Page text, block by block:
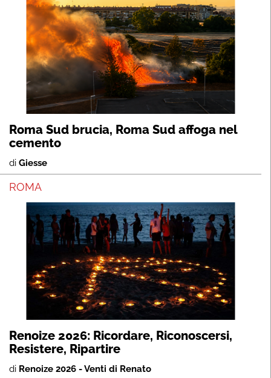
Roma Sud brucia, Roma Sud affoga nel
cemento
di Giesse
ROMA
Renoize 2026: Ricordare, Riconoscersi,
Resistere, Ripartire
di Renoize 2026 - Venti di Renato